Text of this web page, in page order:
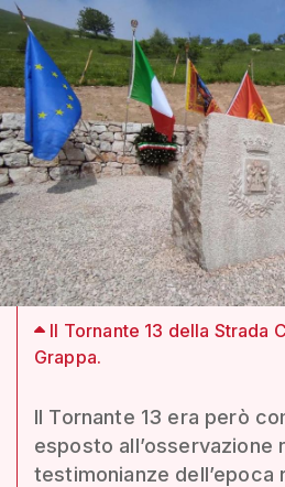
Il Tornante 13 della Strada
Grappa.
Il Tornante 13 era però
esposto all’osservazione
testimonianze dell’epoca